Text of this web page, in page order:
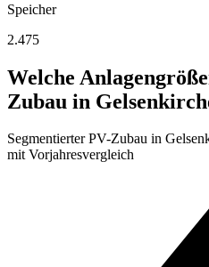
Speicher
2.475
Welche
Zubau in
Segmentierter PV-Zubau in
mit Vorjahresvergleich